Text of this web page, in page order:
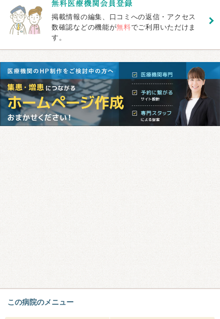
掲載情報の編集、口コミへの返信・アクセス
数確認などの機能が無料でご利用いただけま
す。
この病院のメニュー